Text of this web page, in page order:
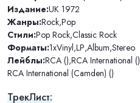
Издание:UK 1972
Жанры:Rock,Pop
Стили:Pop Rock,Classic Rock
Форматы:1xVinyl,LP,Album,Stereo
Лейблы:RCA (),RCA International ()
RCA International (Camden) ()
ТрекЛист: